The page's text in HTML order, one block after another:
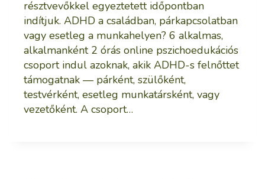
résztvevőkkel egyeztetett időpontban
indítjuk. ADHD a családban, párkapcsolatban
vagy esetleg a munkahelyen? 6 alkalmas,
alkalmanként 2 órás online pszichoedukációs
csoport indul azoknak, akik ADHD-s felnőttet
támogatnak — párként, szülőként,
testvérként, esetleg munkatársként, vagy
vezetőként. A csoport…